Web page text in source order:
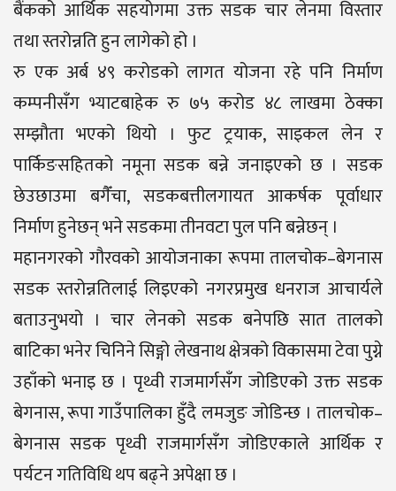
बैंकको आर्थिक सहयोगमा उक्त सडक चार लेनमा विस्तार
तथा स्तरोन्नति हुन लागेको हो ।
रु एक अर्ब ४९ करोडको लागत योजना रहे पनि निर्माण
कम्पनीसँग भ्याटबाहेक रु ७५ करोड ४८ लाखमा ठेक्का
सम्झौता भएको थियो । फुट ट्रयाक, साइकल लेन र
पार्किङसहितको नमूना सडक बन्ने जनाइएको छ । सडक
छेउछाउमा बगैँचा, सडकबत्तीलगायत आकर्षक पूर्वाधार
निर्माण हुनेछन् भने सडकमा तीनवटा पुल पनि बन्नेछन् ।
महानगरको गौरवको आयोजनाका रूपमा तालचोक–बेगनास
सडक स्तरोन्नतिलाई लिइएको नगरप्रमुख धनराज आचार्यले
बताउनुभयो । चार लेनको सडक बनेपछि सात तालको
बाटिका भनेर चिनिने सिङ्गो लेखनाथ क्षेत्रको विकासमा टेवा पुग्ने
उहाँको भनाइ छ । पृथ्वी राजमार्गसँग जोडिएको उक्त सडक
बेगनास, रूपा गाउँपालिका हुँदै लमजुङ जोडिन्छ । तालचोक–
बेगनास सडक पृथ्वी राजमार्गसँग जोडिएकाले आर्थिक र
पर्यटन गतिविधि थप बढ्ने अपेक्षा छ ।